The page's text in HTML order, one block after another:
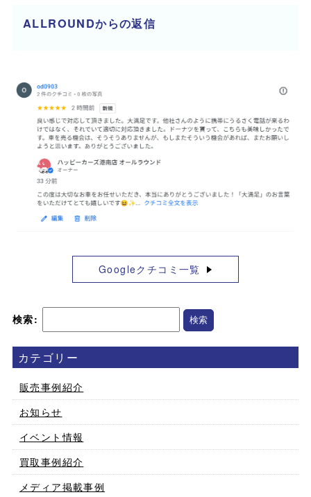
ALLROUNDからの返信
Googleクチコミ一覧
検索:
カテゴリー
販売事例紹介
お知らせ
イベント情報
買取事例紹介
メディア掲載事例